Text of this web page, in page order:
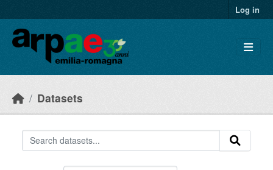
Log in
Datasets